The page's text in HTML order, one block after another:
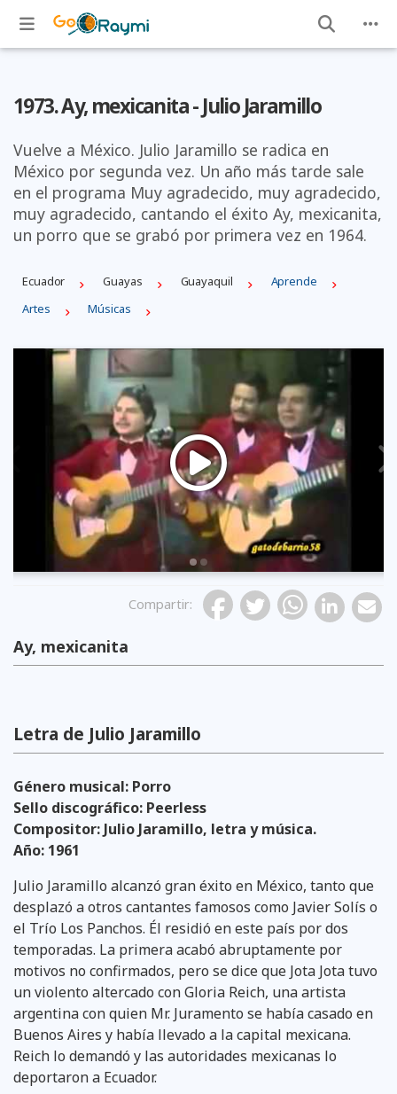
1973. Ay, mexicanita - Julio Jaramillo
Vuelve a México. Julio Jaramillo se radica en
México por segunda vez. Un año más tarde sale
en el programa Muy agradecido, muy agradecido,
muy agradecido, cantando el éxito Ay, mexicanita,
un porro que se grabó por primera vez en 1964.
Ecuador Guayas Guayaquil
Aprende
Artes
Músicas
Previous
Compartir:
Ay, mexicanita
Letra de Julio Jaramillo
Género musical: Porro
Sello discográfico: Peerless
Compositor: Julio Jaramillo, letra y música.
Año: 1961
Julio Jaramillo alcanzó gran éxito en México, tanto que
desplazó a otros cantantes famosos como Javier Solís o
el Trío Los Panchos. Él residió en este país por dos
temporadas. La primera acabó abruptamente por
motivos no confirmados, pero se dice que Jota Jota tuvo
un violento altercado con Gloria Reich, una artista
argentina con quien Mr. Juramento se había casado en
Buenos Aires y había llevado a la capital mexicana.
Reich lo demandó y las autoridades mexicanas lo
deportaron a Ecuador.